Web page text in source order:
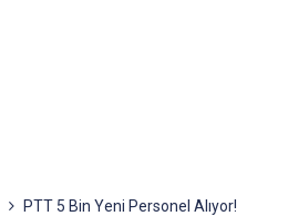
PTT 5 Bin Yeni Personel Alıyor!